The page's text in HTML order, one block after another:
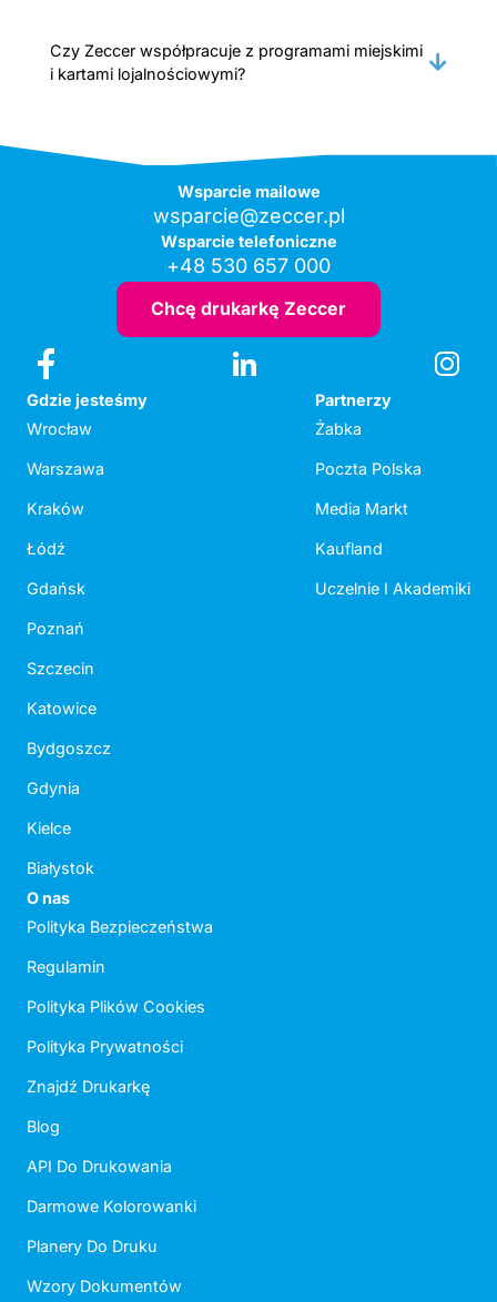
Czy Zeccer współpracuje z programami miejskimi
i kartami lojalnościowymi?
Wsparcie mailowe
wsparcie@zeccer.pl
Wsparcie telefoniczne
+48 530 657 000
Chcę drukarkę Zeccer
Gdzie jesteśmy
Wrocław
Warszawa
Kraków
Łódź
Gdańsk
Poznań
Szczecin
Katowice
Bydgoszcz
Gdynia
Kielce
Białystok
Partnerzy
Żabka
Poczta Polska
Media Markt
Kaufland
Uczelnie I Akademiki
O nas
Polityka Bezpieczeństwa
Regulamin
Polityka Plików Cookies
Polityka Prywatności
Znajdź Drukarkę
Blog
API Do Drukowania
Darmowe Kolorowanki
Planery Do Druku
Wzory Dokumentów